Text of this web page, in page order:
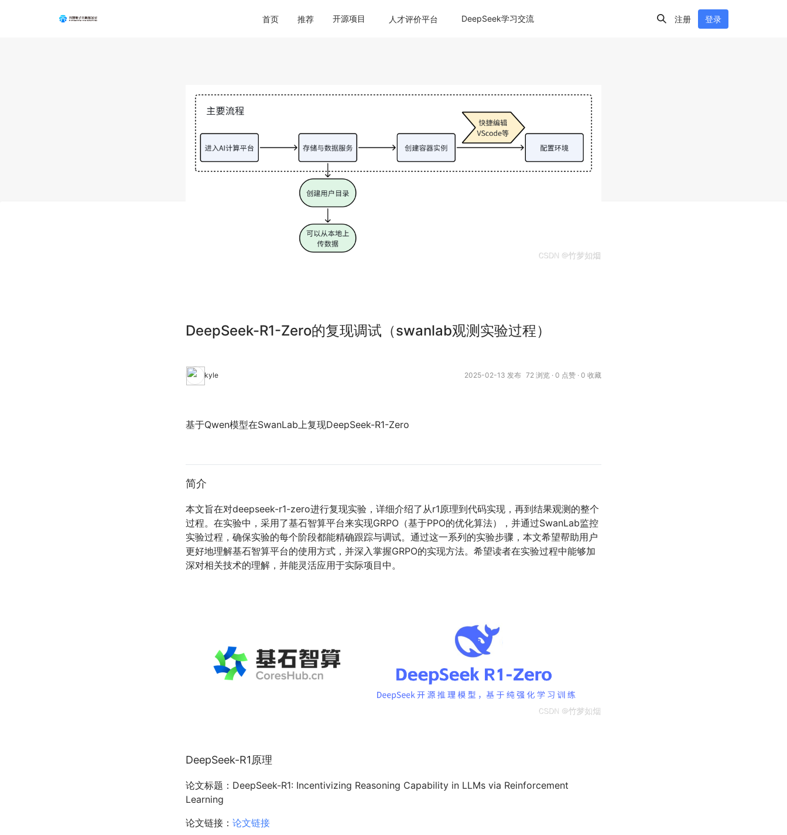
首页 推荐 开源项目 人才评价平台 DeepSeek学习交流 注册 登录
DeepSeek-R1-Zero的复现调试（swanlab观测实验过程）
kyle 2025-02-13 发布 72 浏览 · 0 点赞 · 0 收藏
基于Qwen模型在SwanLab上复现DeepSeek-R1-Zero
简介
本文旨在对deepseek-r1-zero进行复现实验，详细介绍了从r1原理到代码实现，再到结果观测的整个
过程。在实验中，采用了基石智算平台来实现GRPO（基于PPO的优化算法），并通过SwanLab监控
实验过程，确保实验的每个阶段都能精确跟踪与调试。通过这一系列的实验步骤，本文希望帮助用户
更好地理解基石智算平台的使用方式，并深入掌握GRPO的实现方法。希望读者在实验过程中能够加
深对相关技术的理解，并能灵活应用于实际项目中。
DeepSeek-R1原理
论文标题：DeepSeek-R1: Incentivizing Reasoning Capability in LLMs via Reinforcement
Learning
论文链接： 论文链接